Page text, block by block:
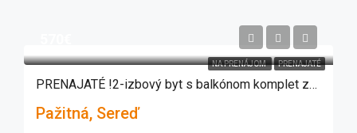
NA PRENÁJOM PRENAJATÉ
PRENAJATÉ !2-izbový byt s balkónom komplet zariadený v Seredi, ul. Pažitná
Pažitná, Sereď